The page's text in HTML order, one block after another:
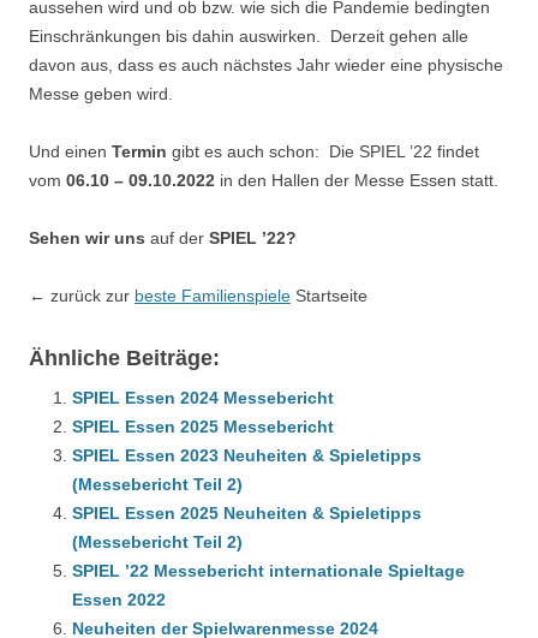
aussehen wird und ob bzw. wie sich die Pandemie bedingten
Einschränkungen bis dahin auswirken. Derzeit gehen alle
davon aus, dass es auch nächstes Jahr wieder eine physische
Messe geben wird.
Und einen Termin gibt es auch schon: Die SPIEL ’22 findet
vom 06.10 – 09.10.2022 in den Hallen der Messe Essen statt.
Sehen wir uns auf der SPIEL ’22?
← zurück zur beste Familienspiele Startseite
Ähnliche Beiträge:
SPIEL Essen 2024 Messebericht
SPIEL Essen 2025 Messebericht
SPIEL Essen 2023 Neuheiten & Spieletipps
(Messebericht Teil 2)
SPIEL Essen 2025 Neuheiten & Spieletipps
(Messebericht Teil 2)
SPIEL ’22 Messebericht internationale Spieltage
Essen 2022
Neuheiten der Spielwarenmesse 2024